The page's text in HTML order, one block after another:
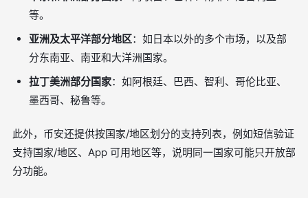
等。
亚洲及太平洋部分地区：如日本以外的多个市场，以及部
分东南亚、南亚和大洋洲国家。
拉丁美洲部分国家：如阿根廷、巴西、智利、哥伦比亚、
墨西哥、秘鲁等。
此外，币安还提供按国家/地区划分的支持列表，例如短信验证
支持国家/地区、App 可用地区等，说明同一国家可能只开放部
分功能。